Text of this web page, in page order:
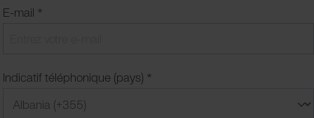
E-mail *
Indicatif téléphonique (pays) *